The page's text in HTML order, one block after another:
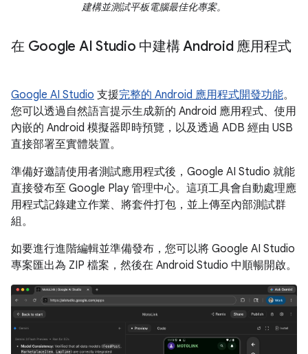
建構並測試平板電腦最佳化專案。
在 Google AI Studio 中建構 Android 應用程式
Google AI Studio 支援完整的 Android 應用程式開發功能。
您可以透過自然語言提示生成新的 Android 應用程式、使用
內嵌的 Android 模擬器即時預覽，以及透過 ADB 經由 USB
直接部署至實體裝置。
準備好邀請使用者測試應用程式後，Google AI Studio 就能
直接發布至 Google Play 管理中心。這項工具會自動處理應
用程式記錄建立作業、將套件打包，並上傳至內部測試群
組。
如要進行進階編輯並準備發布，您可以將 Google AI Studio
專案匯出為 ZIP 檔案，然後在 Android Studio 中順暢開啟。